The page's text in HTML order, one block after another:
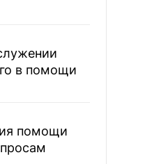
в помощи
помощи